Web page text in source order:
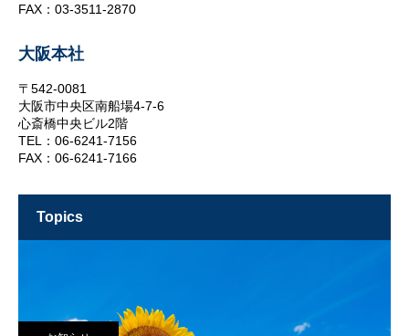
FAX：03-3511-2870
大阪本社
〒542-0081
大阪市中央区南船場4-7-6
心斎橋中央ビル2階
TEL：06-6241-7156
FAX：06-6241-7166
topics